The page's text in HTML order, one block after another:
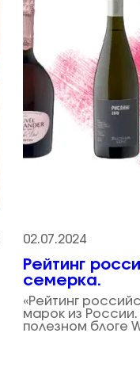
02.07.2024
Рейтинг
семерка.
«Рейтинг
марок из
полезном блоге